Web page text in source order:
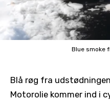
Blue smoke
Blå røg fra
Motorolie kommer ind i